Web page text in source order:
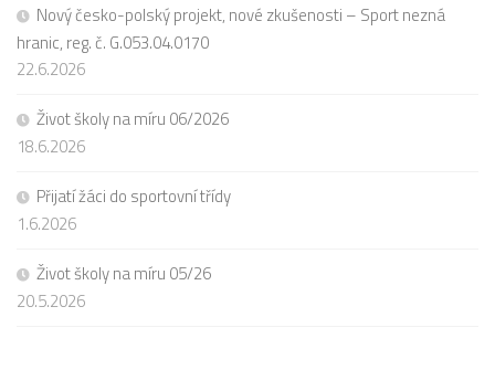
Nový česko-polský projekt, nové zkušenosti – Sport nezná
hranic, reg. č. G.053.04.0170
22.6.2026
Život školy na míru 06/2026
18.6.2026
Přijatí žáci do sportovní třídy
1.6.2026
Život školy na míru 05/26
20.5.2026